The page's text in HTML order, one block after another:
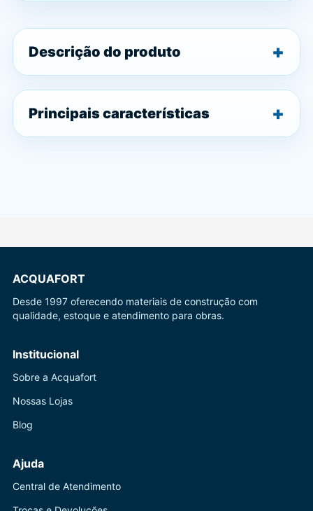
Descrição do produto
Principais características
ACQUAFORT
Desde 1997 oferecendo materiais de construção com
qualidade, estoque e atendimento para obras.
Institucional
Sobre a Acquafort
Nossas Lojas
Blog
Ajuda
Central de Atendimento